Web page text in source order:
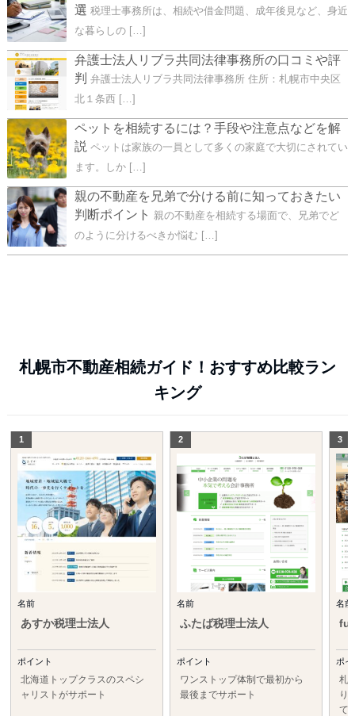
選 税理士事務所は、相続や借金問題、成年後見など、身近
な暮らしの […]
弁護士法人リブラ共同法律事務所の口コミや評
判 弁護士法人リブラ共同法律事務所 住所：札幌市中央区
北１条西 […]
ペットを相続するには？手段や注意点などを解
説 ペットは家族の一員として多くの家庭で大切にされてい
ます。しか […]
親の不動産を兄弟で分ける前に知っておきたい
判断ポイント 親の不動産を相続する場面で、兄弟でど
のように分けるべきか悩む […]
札幌市不動産相続ガイド！おすすめ比較ラン
キング
名前
あすか税理士法人
ポイント
北海道トップクラスのスペシ
ャリストがサポート
名前
ふたば税理士法人
ポイント
ワンストップ体制で最初から
最後までサポート
名前
ポ
札
り
て